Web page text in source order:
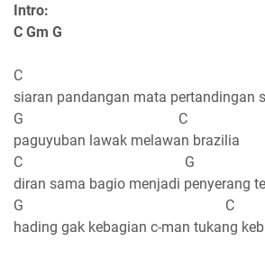
Intro:
C Gm G
C
siaran pandangan mata pertandingan
G C
paguyuban lawak melawan brazilia
C G
diran sama bagio menjadi penyerang
G C
hading gak kebagian c-man tukang